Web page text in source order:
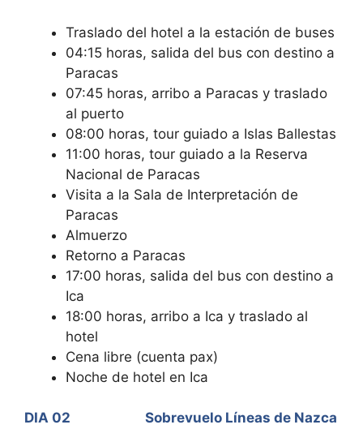
Traslado del hotel a la estación de buses
04:15 horas, salida del bus con destino a
Paracas
07:45 horas, arribo a Paracas y traslado
al puerto
08:00 horas, tour guiado a Islas Ballestas
11:00 horas, tour guiado a la Reserva
Nacional de Paracas
Visita a la Sala de Interpretación de
Paracas
Almuerzo
Retorno a Paracas
17:00 horas, salida del bus con destino a
Ica
18:00 horas, arribo a Ica y traslado al
hotel
Cena libre (cuenta pax)
Noche de hotel en Ica
DIA 02 Sobrevuelo Líneas de Nazca